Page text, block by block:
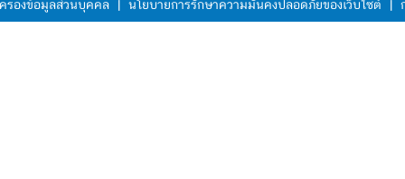
รองข้อมูลส่วนบุคคล | นโยบายการรักษาความมั่นคงปลอดภัยของเว็บไซต์ |